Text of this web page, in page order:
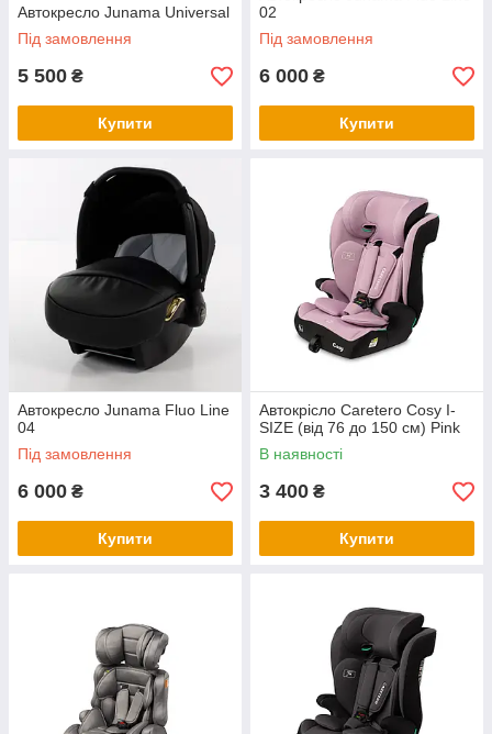
Автокресло Junama Universal
Під замовлення
5 500 ₴
Купити
02
Під замовлення
6 000 ₴
Купити
Автокресло Junama Fluo Line
04
Під замовлення
6 000 ₴
Купити
Автокрісло Caretero Cosy I-
SIZE (від 76 до 150 см) Pink
В наявності
3 400 ₴
Купити